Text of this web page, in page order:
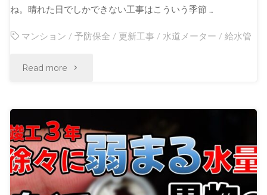
ね。晴れた日でしかできない工事はこういう季節 …
マンション /予防保全 / 更新工事 /水道メーター /給水管
Read more